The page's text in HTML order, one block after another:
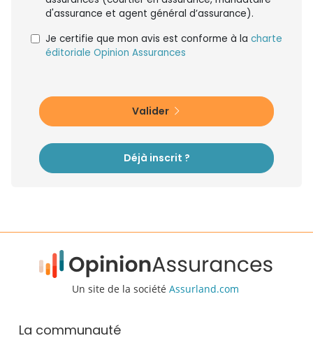
d'assurance et agent général d’assurance).
Je certifie que mon avis est conforme à la charte
éditoriale Opinion Assurances
Valider
Déjà inscrit ?
Un site de la société Assurland.com
La communauté